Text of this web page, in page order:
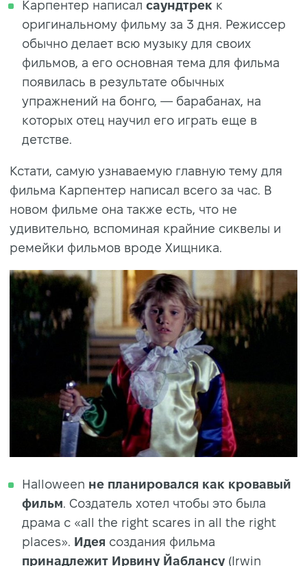
Карпентер написал саундтрек к
оригинальному фильму за 3 дня. Режиссер
обычно делает всю музыку для своих
фильмов, а его основная тема для фильма
появилась в результате обычных
упражнений на бонго, — барабанах, на
которых отец научил его играть еще в
детстве.
Кстати, самую узнаваемую главную тему для
фильма Карпентер написал всего за час. В
новом фильме она также есть, что не
удивительно, вспоминая крайние сиквелы и
ремейки фильмов вроде Хищника.
Halloween не планировался как кровавый
фильм . Создатель хотел чтобы это была
драма с «all the right scares in all the right
places». Идея создания фильма
принадлежит Ирвину Йаблансу (Irwin